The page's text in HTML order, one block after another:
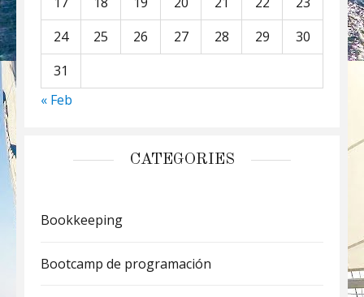
24
25 26 27 28 29
30
31
« Feb
CATEGORIES
Bookkeeping
Bootcamp de programación